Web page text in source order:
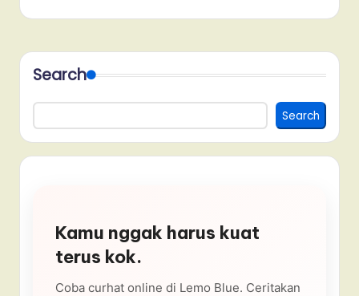
Search
Search
Kamu nggak harus kuat
terus kok.
Coba curhat online di Lemo Blue. Ceritakan